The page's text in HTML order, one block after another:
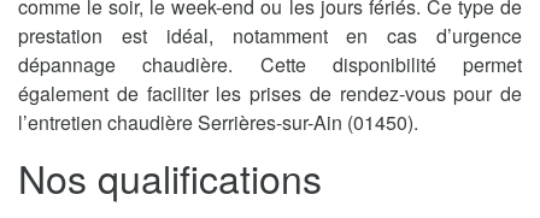
comme le soir, le week-end ou les jours fériés. Ce type de
prestation est idéal, notamment en cas d’urgence
dépannage chaudière. Cette disponibilité permet
également de faciliter les prises de rendez-vous pour de
l’entretien chaudière Serrières-sur-Ain (01450).
Nos qualifications